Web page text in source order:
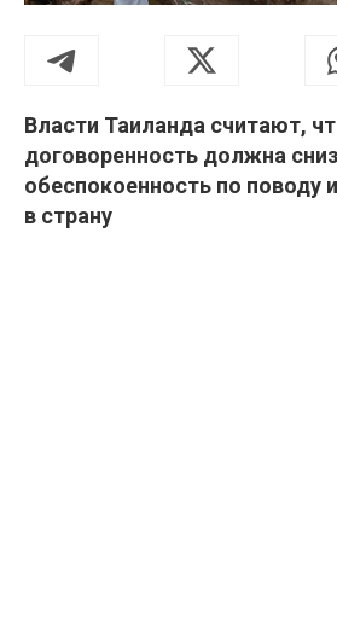
Власти Таиланда считают,
договоренность должна
обеспокоенность по поводу
в страну